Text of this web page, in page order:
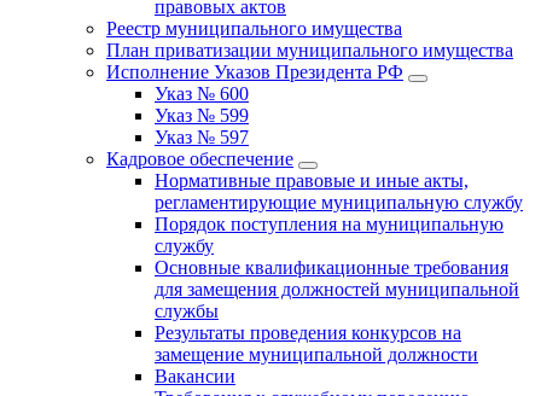
правовых актов
Реестр муниципального имущества
План приватизации муниципального имущества
Исполнение Указов Президента РФ
Указ № 600
Указ № 599
Указ № 597
Кадровое обеспечение
Нормативные правовые и иные акты,
регламентирующие муниципальную службу
Порядок поступления на муниципальную
службу
Основные квалификационные требования
для замещения должностей муниципальной
службы
Результаты проведения конкурсов на
замещение муниципальной должности
Вакансии